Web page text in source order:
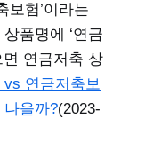
보험’이라는
품명에 ‘연금
면 연금저축 상
vs 연금저축보
을까?(2023-